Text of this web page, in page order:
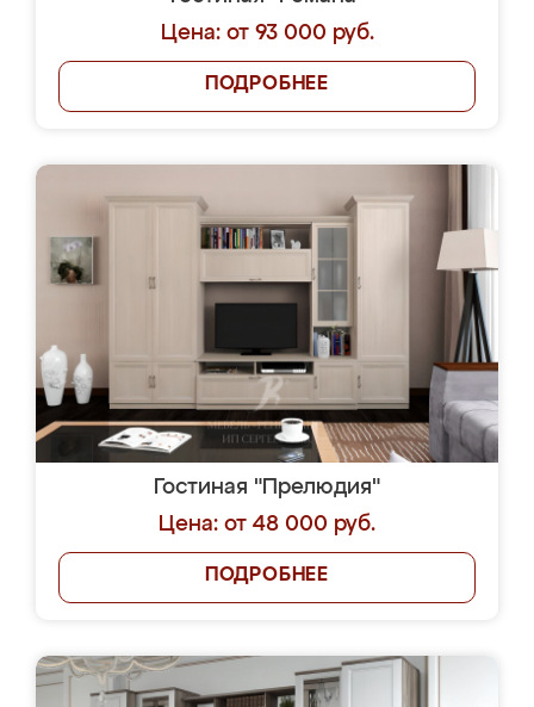
Цена: от 93 000 руб.
ПОДРОБНЕЕ
Гостиная "Прелюдия"
Цена: от 48 000 руб.
ПОДРОБНЕЕ